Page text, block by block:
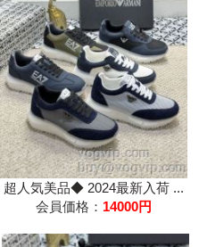
超人気美品◆ 2024最新入荷 ...
会員価格： 14000円